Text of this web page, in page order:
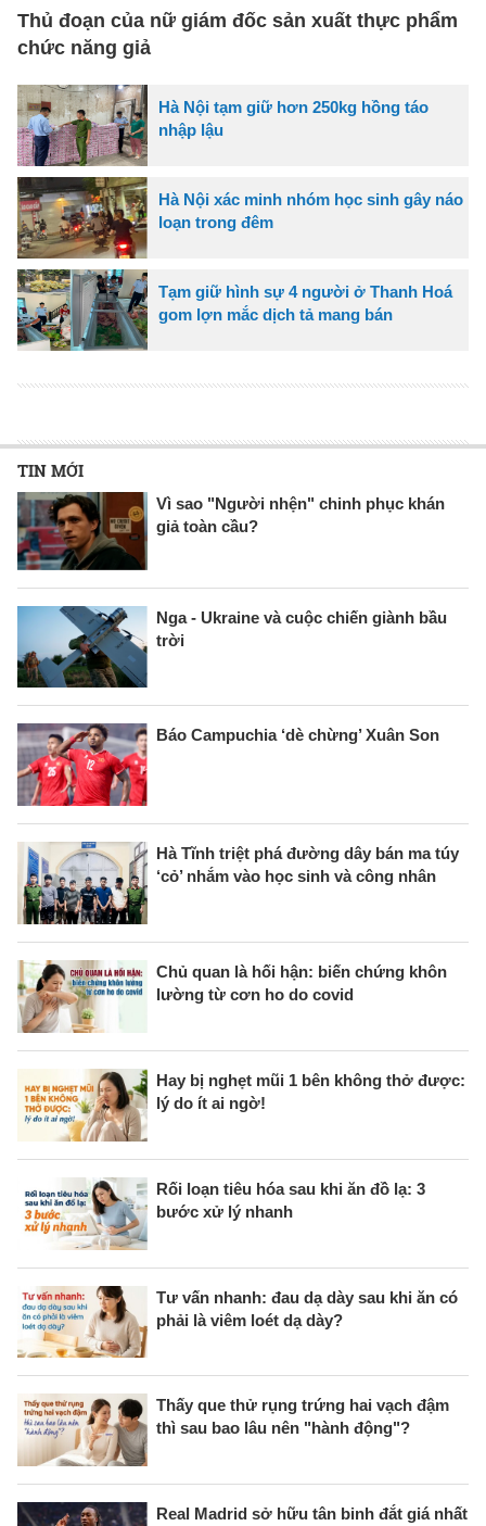
Thủ đoạn của nữ giám đốc sản xuất thực phẩm
chức năng giả
Hà Nội tạm giữ hơn 250kg hồng táo
nhập lậu
Hà Nội xác minh nhóm học sinh gây náo
loạn trong đêm
Tạm giữ hình sự 4 người ở Thanh Hoá
gom lợn mắc dịch tả mang bán
TIN MỚI
Vì sao "Người nhện" chinh phục khán
giả toàn cầu?
Nga - Ukraine và cuộc chiến giành bầu
trời
Báo Campuchia ‘dè chừng’ Xuân Son
Hà Tĩnh triệt phá đường dây bán ma túy
‘cỏ’ nhắm vào học sinh và công nhân
Chủ quan là hối hận: biến chứng khôn
lường từ cơn ho do covid
Hay bị nghẹt mũi 1 bên không thở được:
lý do ít ai ngờ!
Rối loạn tiêu hóa sau khi ăn đồ lạ: 3
bước xử lý nhanh
Tư vấn nhanh: đau dạ dày sau khi ăn có
phải là viêm loét dạ dày?
Thấy que thử rụng trứng hai vạch đậm
thì sau bao lâu nên "hành động"?
Real Madrid sở hữu tân binh đắt giá nhất